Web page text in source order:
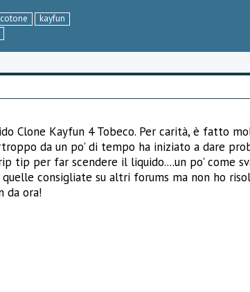
cotone
kayfun
Clone Kayfun 4 Tobeco. Per carità, è fatto
da un po' di tempo ha iniziato a dare
tip per far scendere il liquido....un po' come
consigliate su altri forums ma non ho
da ora!